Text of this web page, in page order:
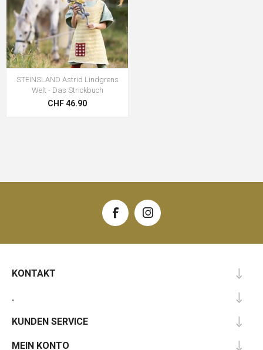
STEINSLAND Astrid Lindgrens
Welt - Das Strickbuch
CHF 46.90
KONTAKT
.
KUNDEN SERVICE
MEIN KONTO